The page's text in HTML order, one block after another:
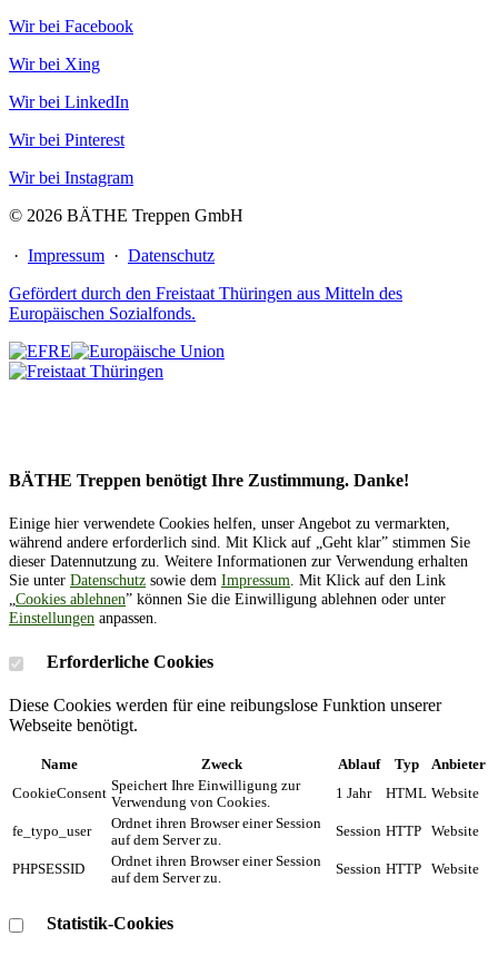
Wir bei Facebook
Wir bei Xing
Wir bei LinkedIn
Wir bei Pinterest
Wir bei Instagram
© 2026 BÄTHE Treppen GmbH
· Impressum · Datenschutz
Gefördert durch den Freistaat Thüringen aus Mitteln des
Europäischen Sozialfonds.
BÄTHE Treppen benötigt Ihre Zustimmung. Danke!
Einige hier verwendete Cookies helfen, unser Angebot zu vermarkten,
während andere erforderlich sind. Mit Klick auf „Geht klar” stimmen Sie
dieser Datennutzung zu. Weitere Informationen zur Verwendung erhalten
Sie unter Datenschutz sowie dem Impressum. Mit Klick auf den Link
„Cookies ablehnen” können Sie die Einwilligung ablehnen oder unter
Einstellungen anpassen.
Erforderliche Cookies
Diese Cookies werden für eine reibungslose Funktion unserer
Webseite benötigt.
Name Zweck Ablauf Typ
Anbieter
CookieConsent Speichert Ihre Einwilligung zur
Verwendung von Cookies.
1 Jahr HTML Website
fe_typo_user
Ordnet ihren Browser einer Session
auf dem Server zu.
Session HTTP Website
PHPSESSID
Ordnet ihren Browser einer Session
auf dem Server zu.
Session HTTP Website
Statistik-Cookies